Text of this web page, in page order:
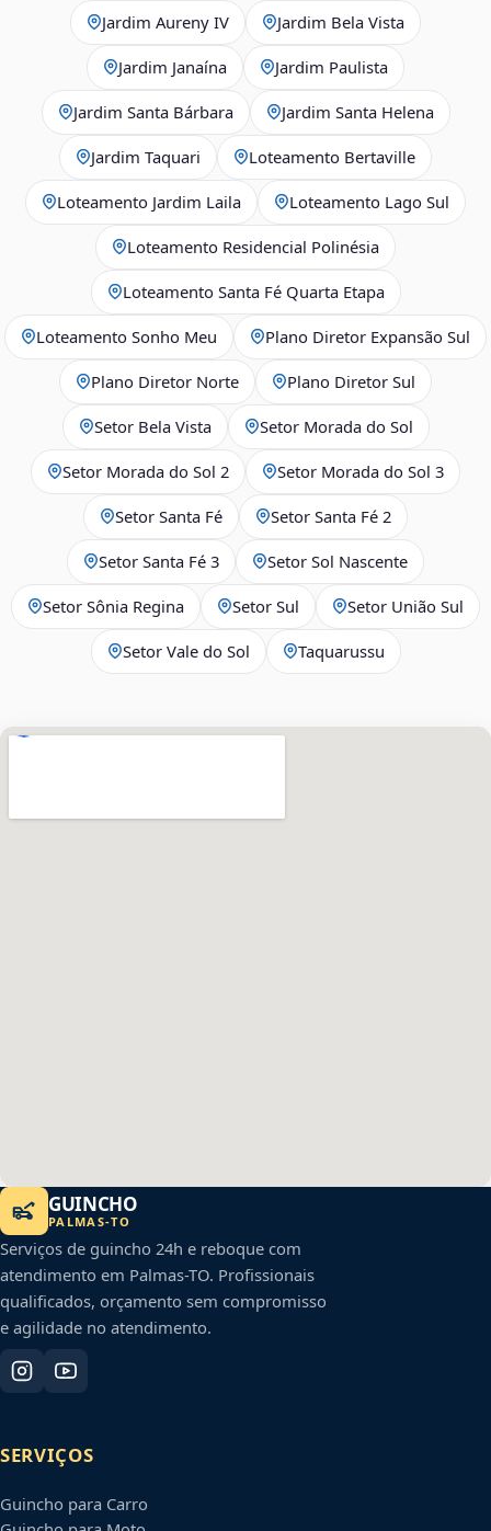
Jardim Aureny IV Jardim Bela Vista
Jardim Janaína Jardim Paulista
Jardim Santa Bárbara Jardim Santa Helena
Jardim Taquari Loteamento Bertaville
Loteamento Jardim Laila Loteamento Lago Sul
Loteamento Residencial Polinésia
Loteamento Santa Fé Quarta Etapa
Loteamento Sonho Meu Plano Diretor Expansão Sul
Plano Diretor Norte Plano Diretor Sul
Setor Bela Vista Setor Morada do Sol
Setor Morada do Sol 2 Setor Morada do Sol 3
Setor Santa Fé Setor Santa Fé 2
Setor Santa Fé 3 Setor Sol Nascente
Setor Sônia Regina Setor Sul Setor União Sul
Setor Vale do Sol Taquarussu
GUINCHO
PALMAS-TO
Serviços de guincho 24h e reboque com
atendimento em Palmas-TO. Profissionais
qualificados, orçamento sem compromisso
e agilidade no atendimento.
SERVIÇOS
Guincho para Carro